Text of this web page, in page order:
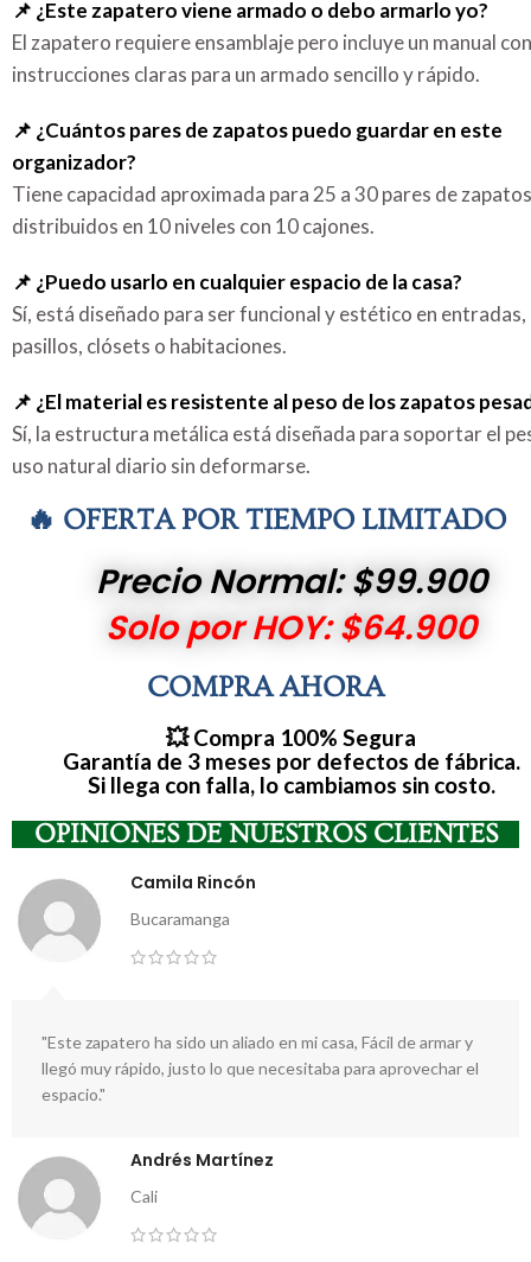
📌 ¿Este zapatero viene armado o debo armarlo yo?
El zapatero requiere ensamblaje pero incluye un manual con
instrucciones claras para un armado sencillo y rápido.
📌 ¿Cuántos pares de zapatos puedo guardar en este
organizador?
Tiene capacidad aproximada para 25 a 30 pares de zapatos
distribuidos en 10 niveles con 10 cajones.
📌 ¿Puedo usarlo en cualquier espacio de la casa?
Sí, está diseñado para ser funcional y estético en entradas,
pasillos, clósets o habitaciones.
📌 ¿El material es resistente al peso de los zapatos
Sí, la estructura metálica está diseñada para soportar el
uso natural diario sin deformarse.
🔥 OFERTA POR TIEMPO LIMITADO
Precio Normal: $99.900
Solo por HOY: $64.900
COMPRA AHORA
💥 Compra 100% Segura
Garantía de 3 meses por defectos de fábrica.
Si llega con falla, lo cambiamos sin costo.
OPINIONES DE NUESTROS CLIENTES
Camila Rincón
Bucaramanga
"Este zapatero ha sido un aliado en mi casa, Fácil de armar y
llegó muy rápido, justo lo que necesitaba para aprovechar el
espacio."
Andrés Martínez
Cali